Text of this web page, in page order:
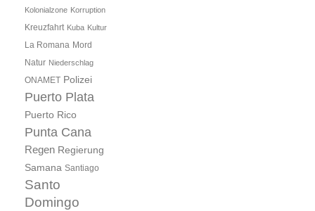
Kolonialzone Korruption
Kreuzfahrt Kuba Kultur
La Romana Mord
Natur Niederschlag
ONAMET Polizei
Puerto Plata
Puerto Rico
Punta Cana
Regen Regierung
Samana Santiago
Santo
Domingo